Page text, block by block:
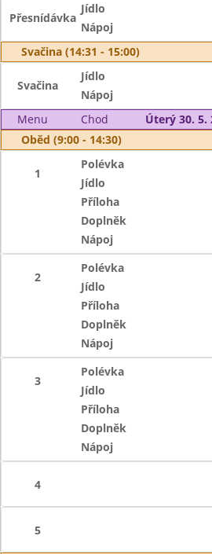
Přesnídávka
Jídlo
Nápoj
Svačina (14:31 - 15:00)
Svačina
Jídlo
Nápoj
Menu
Chod
Úterý 30. 5.
Oběd (9:00 - 14:30)
1
Polévka
Jídlo
Příloha
Doplněk
Nápoj
2
Polévka
Jídlo
Příloha
Doplněk
Nápoj
3
Polévka
Jídlo
Příloha
Doplněk
Nápoj
4
5